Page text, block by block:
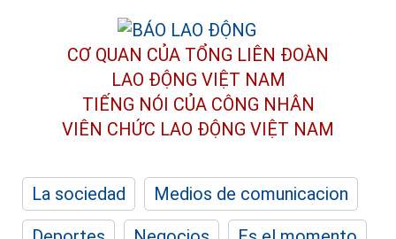
CƠ QUAN CỦA TỔNG LIÊN ĐOÀN
LAO ĐỘNG VIỆT NAM
TIẾNG NÓI CỦA CÔNG NHÂN
VIÊN CHỨC LAO ĐỘNG VIỆT NAM
La sociedad
Medios de comunicacion